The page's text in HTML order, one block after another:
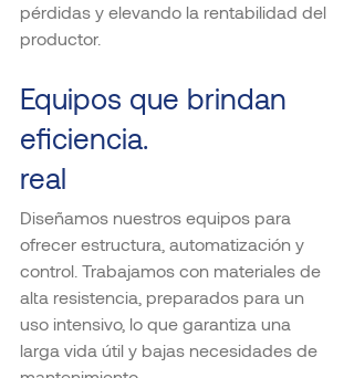
pérdidas y elevando la rentabilidad del
productor.
Equipos que brindan
eficiencia.
real
Diseñamos nuestros equipos para
ofrecer estructura, automatización y
control. Trabajamos con materiales de
alta resistencia, preparados para un
uso intensivo, lo que garantiza una
larga vida útil y bajas necesidades de